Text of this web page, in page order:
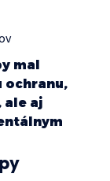
mal
ale aj